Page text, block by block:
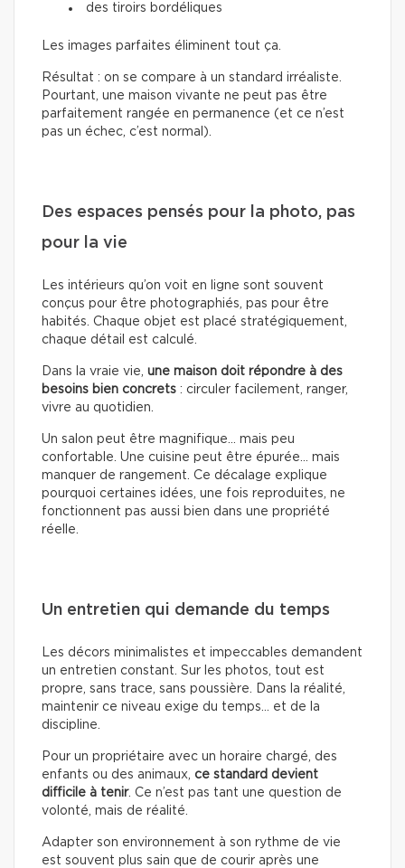
des tiroirs bordéliques
Les images parfaites éliminent tout ça.
Résultat : on se compare à un standard irréaliste.
Pourtant, une maison vivante ne peut pas être
parfaitement rangée en permanence (et ce n’est
pas un échec, c’est normal).
Des espaces pensés pour la photo, pas
pour la vie
Les intérieurs qu’on voit en ligne sont souvent
conçus pour être photographiés, pas pour être
habités. Chaque objet est placé stratégiquement,
chaque détail est calculé.
Dans la vraie vie, une maison doit répondre à des
besoins bien concrets : circuler facilement, ranger,
vivre au quotidien.
Un salon peut être magnifique… mais peu
confortable. Une cuisine peut être épurée… mais
manquer de rangement. Ce décalage explique
pourquoi certaines idées, une fois reproduites, ne
fonctionnent pas aussi bien dans une propriété
réelle.
Un entretien qui demande du temps
Les décors minimalistes et impeccables demandent
un entretien constant. Sur les photos, tout est
propre, sans trace, sans poussière. Dans la réalité,
maintenir ce niveau exige du temps… et de la
discipline.
Pour un propriétaire avec un horaire chargé, des
enfants ou des animaux, ce standard devient
difficile à tenir. Ce n’est pas tant une question de
volonté, mais de réalité.
Adapter son environnement à son rythme de vie
est souvent plus sain que de courir après une